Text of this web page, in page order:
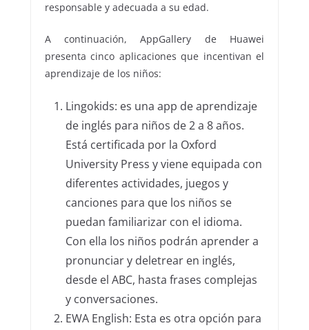
responsable y adecuada a su edad.
A continuación, AppGallery de Huawei
presenta cinco aplicaciones que incentivan el
aprendizaje de los niños:
Lingokids: es una app de aprendizaje
de inglés para niños de 2 a 8 años.
Está certificada por la Oxford
University Press y viene equipada con
diferentes actividades, juegos y
canciones para que los niños se
puedan familiarizar con el idioma.
Con ella los niños podrán aprender a
pronunciar y deletrear en inglés,
desde el ABC, hasta frases complejas
y conversaciones.
EWA English: Esta es otra opción para